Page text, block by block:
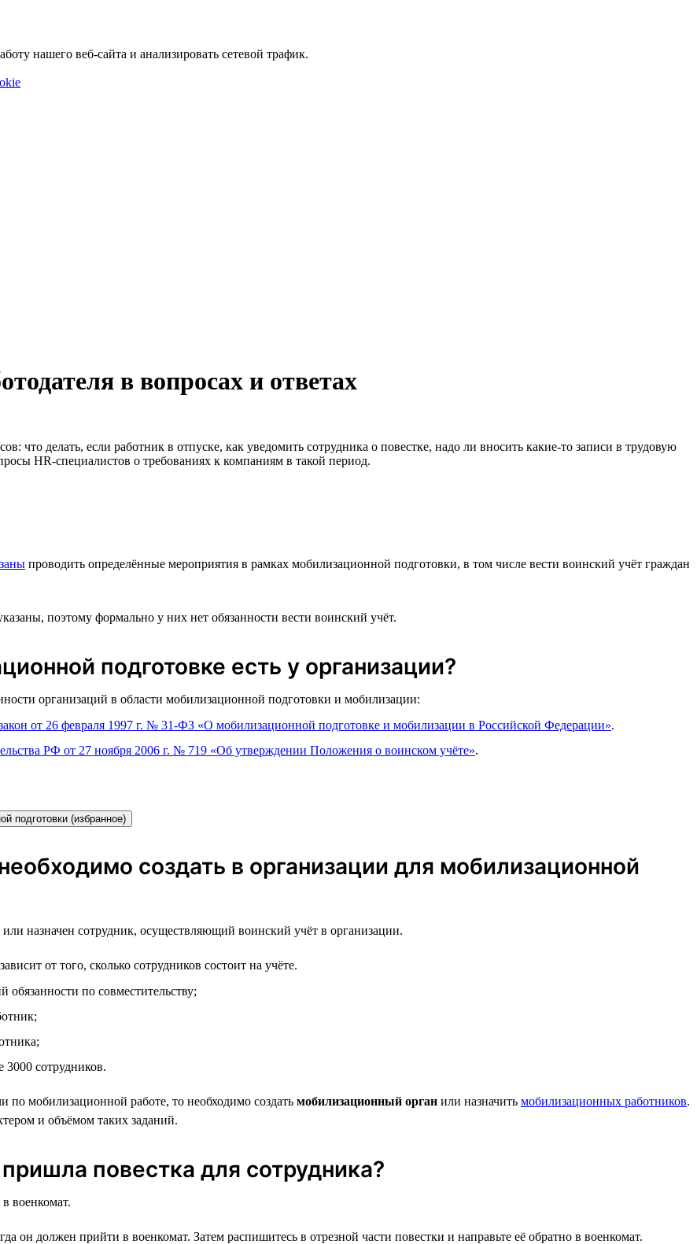
нашего веб-сайта и анализировать сетевой трафик.
в вопросах и ответах
что делать, если работник в отпуске, как уведомить сотрудника о повестке, надо ли вносить какие-то записи в трудовую
HR-специалистов о требованиях к компаниям в такой период.
проводить определённые мероприятия в рамках мобилизационной подготовки, в том числе вести воинский учёт граждан
поэтому формально у них нет обязанности вести воинский учёт.
подготовке есть у организации?
организаций в области мобилизационной подготовки и мобилизации:
от 26 февраля 1997 г. № 31-ФЗ «О мобилизационной подготовке и мобилизации в Российской Федерации».
РФ от 27 ноября 2006 г. № 719 «Об утверждении Положения о воинском учёте».
подготовки (избранное)
создать в организации для мобилизационной
назначен сотрудник, осуществляющий воинский учёт в организации.
от того, сколько сотрудников состоит на учёте.
по совместительству;
сотрудников.
по мобилизационной работе, то необходимо создать мобилизационный орган или назначить мобилизационных работников.
и объёмом таких заданий.
повестка для сотрудника?
военкомат.
он должен прийти в военкомат. Затем распишитесь в отрезной части повестки и направьте её обратно в военкомат.